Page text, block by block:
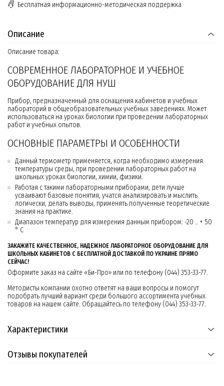
Бесплатная информационно-методическая поддержка
Описание
Описание товара:
СОВРЕМЕННОЕ ЛАБОРАТОРНОЕ И УЧЕБНОЕ
ОБОРУДОВАНИЕ ДЛЯ НУШ
Прибор, предназначенный для оснащения кабинетов и учебных
лабораторий в общеобразовательных учебных заведениях. Может
использоваться на уроках биологии при проведении лабораторных
работ и учебных опытов.
ОСНОВНЫЕ ПАРАМЕТРЫ И ОСОБЕННОСТИ
Данный термометр применяется, когда необходимо измерения
температуры среды, при проведении лабораторных работ на
школьных уроках биологии, химии, физики.
Работая с такими лабораторными приборами, дети лучше
усваивают базовые понятия, учатся анализировать и мыслить
логически, делать выводы, применять полученные теоретические
знания на практике.
Диапазон температур для измерения данным прибором: -20 .. + 50
° С
ЗАКАЖИТЕ КАЧЕСТВЕННОЕ, НАДЕЖНОЕ ЛАБОРАТОРНОЕ ОБОРУДОВАНИЕ ДЛЯ
ШКОЛЬНЫХ КАБИНЕТОВ С БЕСПЛАТНОЙ ДОСТАВКОЙ ПО УКРАИНЕ ПРЯМО
СЕЙЧАС!
Оформите заказ на сайте «Би-Про» или по телефону (044) 353-33-77.
Методисты компании охотно ответят на ваши вопросы и помогут
подобрать лучший вариант среди большого ассортимента учебных
товаров на нашем сайте. Обращайтесь по телефону (044) 353-33-77.
Характеристики
Отзывы покупателей